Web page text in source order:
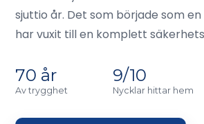
sjuttio år. Det som började som
har vuxit till en komplett
70 år
Av trygghet
9/10
Nycklar hittar hem